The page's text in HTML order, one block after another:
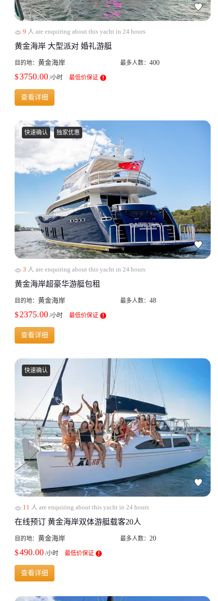
9 人 are enquiring about this yacht in 24 hours
黄金海岸 大型派对 婚礼游艇
目的地： 黄金海岸 最多人数： 400
$3750.00 /小时 最低价保证
查看详细
快速确认 独家优惠
3 人 are enquiring about this yacht in 24 hours
黄金海岸超豪华游艇包租
目的地： 黄金海岸 最多人数： 48
$2375.00 /小时 最低价保证
查看详细
快速确认
11 人 are enquiring about this yacht in 24 hours
在线预订 黄金海岸双体游艇载客20人
目的地： 黄金海岸 最多人数： 20
$490.00 /小时 最低价保证
查看详细